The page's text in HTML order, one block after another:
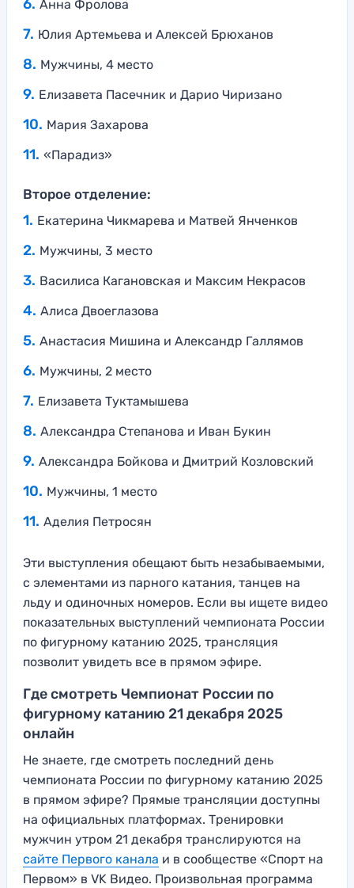
Анна Фролова
Юлия Артемьева и Алексей Брюханов
Мужчины, 4 место
Елизавета Пасечник и Дарио Чиризано
Мария Захарова
«Парадиз»
Второе отделение:
Екатерина Чикмарева и Матвей Янченков
Мужчины, 3 место
Василиса Кагановская и Максим Некрасов
Алиса Двоеглазова
Анастасия Мишина и Александр Галлямов
Мужчины, 2 место
Елизавета Туктамышева
Александра Степанова и Иван Букин
Александра Бойкова и Дмитрий Козловский
Мужчины, 1 место
Аделия Петросян
Эти выступления обещают быть незабываемыми,
с элементами из парного катания, танцев на
льду и одиночных номеров. Если вы ищете видео
показательных выступлений чемпионата России
по фигурному катанию 2025, трансляция
позволит увидеть все в прямом эфире.
Где смотреть Чемпионат России по
фигурному катанию 21 декабря 2025
онлайн
Не знаете, где смотреть последний день
чемпионата России по фигурному катанию 2025
в прямом эфире? Прямые трансляции доступны
на официальных платформах. Тренировки
мужчин утром 21 декабря транслируются на
сайте Первого канала и в сообществе «Спорт на
Первом» в VK Видео. Произвольная программа